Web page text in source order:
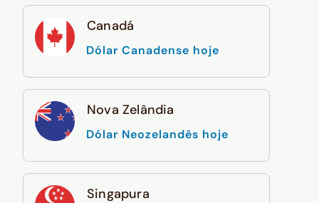
Canadá
Dólar Canadense hoje
Nova Zelândia
Dólar Neozelandês hoje
Singapura